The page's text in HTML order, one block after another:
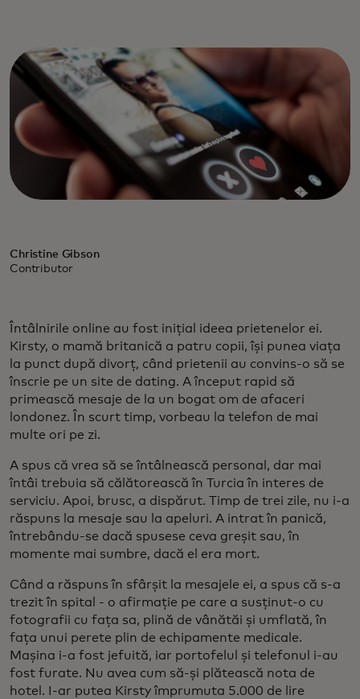
Christine Gibson
Contributor
Întâlnirile online au fost inițial ideea prietenelor ei.
Kirsty, o mamă britanică a patru copii, își punea viața
la punct după divorț, când prietenii au convins-o să se
înscrie pe un site de dating. A început rapid să
primească mesaje de la un bogat om de afaceri
londonez. În scurt timp, vorbeau la telefon de mai
multe ori pe zi.
A spus că vrea să se întâlnească personal, dar mai
întâi trebuia să călătorească în Turcia în interes de
serviciu. Apoi, brusc, a dispărut. Timp de trei zile, nu i-a
răspuns la mesaje sau la apeluri. A intrat în panică,
întrebându-se dacă spusese ceva greșit sau, în
momente mai sumbre, dacă el era mort.
Când a răspuns în sfârșit la mesajele ei, a spus că s-a
trezit în spital - o afirmație pe care a susținut-o cu
fotografii cu fața sa, plină de vânătăi și umflată, în
fața unui perete plin de echipamente medicale.
Mașina i-a fost jefuită, iar portofelul și telefonul i-au
fost furate. Nu avea cum să-și plătească nota de
hotel. I-ar putea Kirsty împrumuta 5.000 de lire